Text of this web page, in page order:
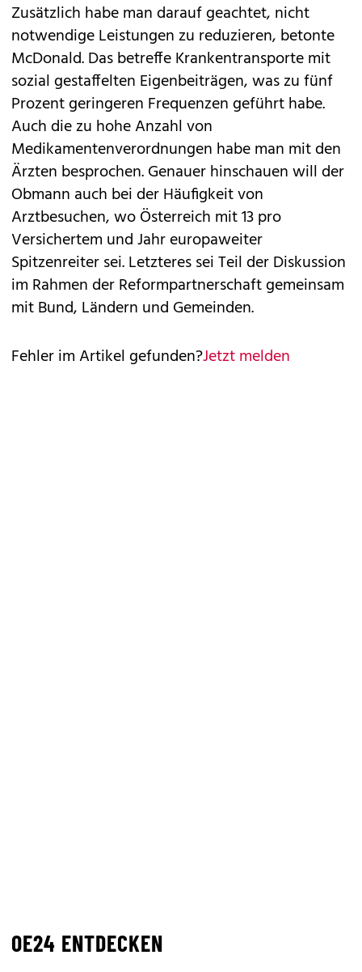
Zusätzlich habe man darauf geachtet, nicht
notwendige Leistungen zu reduzieren, betonte
McDonald. Das betreffe Krankentransporte mit
sozial gestaffelten Eigenbeiträgen, was zu fünf
Prozent geringeren Frequenzen geführt habe.
Auch die zu hohe Anzahl von
Medikamentenverordnungen habe man mit den
Ärzten besprochen. Genauer hinschauen will der
Obmann auch bei der Häufigkeit von
Arztbesuchen, wo Österreich mit 13 pro
Versichertem und Jahr europaweiter
Spitzenreiter sei. Letzteres sei Teil der Diskussion
im Rahmen der Reformpartnerschaft gemeinsam
mit Bund, Ländern und Gemeinden.
Fehler im Artikel gefunden?Jetzt melden
OE24 ENTDECKEN